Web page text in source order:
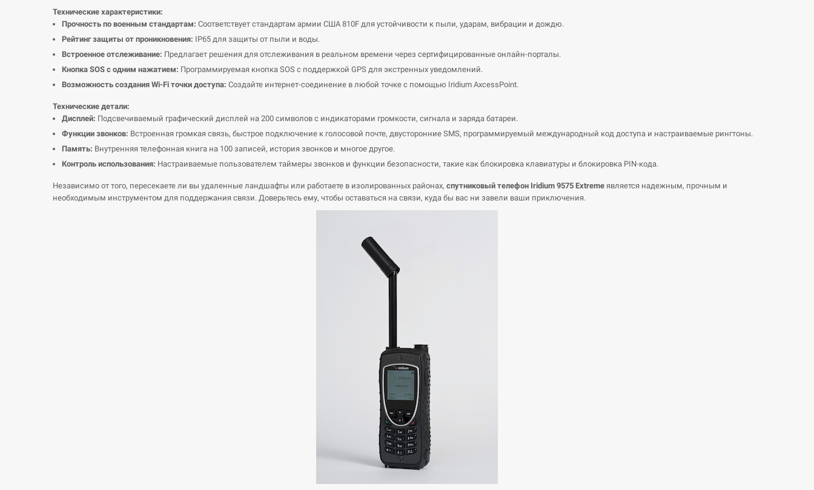
Технические характеристики:
Прочность по военным стандартам: Соответствует стандартам армии США 810F для устойчивости к пыли, ударам, вибрации и дождю.
Рейтинг защиты от проникновения: IP65 для защиты от пыли и воды.
Встроенное отслеживание: Предлагает решения для отслеживания в реальном времени через сертифицированные онлайн-порталы.
Кнопка SOS с одним нажатием: Программируемая кнопка SOS с поддержкой GPS для экстренных уведомлений.
Возможность создания Wi-Fi точки доступа: Создайте интернет-соединение в любой точке с помощью Iridium AxcessPoint.
Технические детали:
Дисплей: Подсвечиваемый графический дисплей на 200 символов с индикаторами громкости, сигнала и заряда батареи.
Функции звонков: Встроенная громкая связь, быстрое подключение к голосовой почте, двусторонние SMS, программируемый международный код доступа и настраиваемые рингтоны.
Память: Внутренняя телефонная книга на 100 записей, история звонков и многое другое.
Контроль использования: Настраиваемые пользователем таймеры звонков и функции безопасности, такие как блокировка клавиатуры и блокировка PIN-кода.
Независимо от того, пересекаете ли вы удаленные ландшафты или работаете в изолированных районах, спутниковый телефон Iridium 9575 Extreme является надежным, прочным и
необходимым инструментом для поддержания связи. Доверьтесь ему, чтобы оставаться на связи, куда бы вас ни завели ваши приключения.